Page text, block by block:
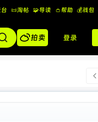
📜淘帖 🧩导读 👛帮助 💰️钱包
拍卖 登录